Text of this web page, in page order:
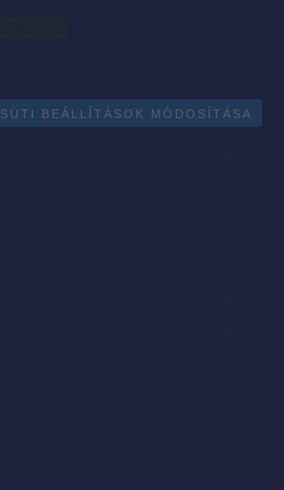
SÜTI BEÁLLÍTÁSOK MÓDOSÍTÁSA